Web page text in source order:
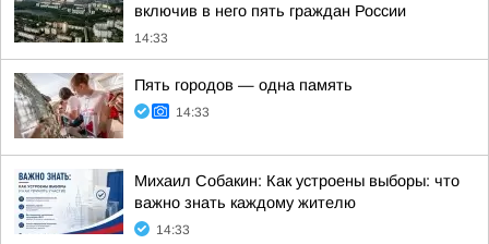
включив в него пять граждан России
14:33
Пять городов — одна память
14:33
Михаил Собакин: Как устроены выборы: что
важно знать каждому жителю
14:33